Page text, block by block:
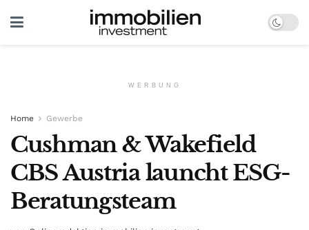
WERBUNG
Home Gewerbe
Cushman & Wakefield
CBS Austria launcht ESG-
Beratungsteam